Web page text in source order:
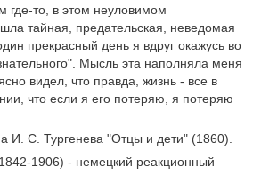
где-то, в этом неуловимом
тайная, предательская, неведомая
прекрасный день я вдруг окажусь во
Мысль эта наполняла меня
видел, что правда, жизнь - все в
что если я его потеряю, я потеряю
И. С. Тургенева "Отцы и дети" (1860).
1906) - немецкий реакционный